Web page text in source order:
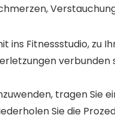
ins Fitnessstudio, zu
verbunden
tragen Sie
Sie die